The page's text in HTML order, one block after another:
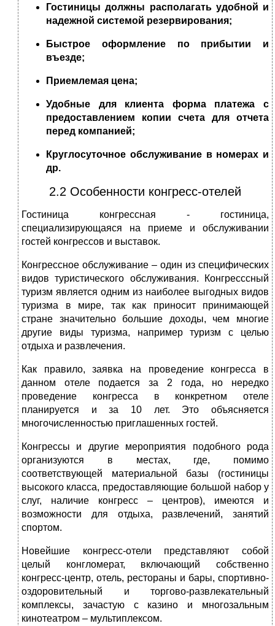
Гостиницы должны располагать удобной и
надежной системой резервирования;
Быстрое оформление по прибытии и
въезде;
Приемлемая цена;
Удобные для клиента форма платежа с
предоставлением копии счета для отчета
перед компанией;
Круглосуточное обслуживание в номерах и
др.
2.2 Особенности конгресс-отелей
Гостиница конгрессная - гостиница,
специализирующаяся на приеме и обслуживании
гостей конгрессов и выставок.
Конгрессное обслуживание – один из специфических
видов туристического обслуживания. Конгресссный
туризм является одним из наиболее выгодных видов
туризма в мире, так как приносит принимающей
стране значительно большие доходы, чем многие
другие виды туризма, например туризм с целью
отдыха и развлечения.
Как правило, заявка на проведение конгресса в
данном отеле подается за 2 года, но нередко
проведение конгресса в конкретном отеле
планируется и за 10 лет. Это объясняется
многочисленностью приглашенных гостей.
Конгрессы и другие мероприятия подобного рода
организуются в местах, где, помимо
соответствующей материальной базы (гостиницы
высокого класса, предоставляющие большой набор у
слуг, наличие конгресс – центров), имеются и
возможности для отдыха, развлечений, занятий
спортом.
Новейшие конгресс-отели представляют собой
целый конгломерат, включающий собственно
конгресс-центр, отель, рестораны и бары, спортивно-
оздоровительный и торгово-развлекательный
комплексы, зачастую с казино и многозальным
кинотеатром – мультиплексом.